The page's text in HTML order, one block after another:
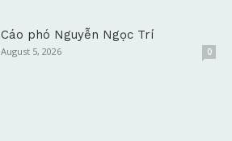
Cáo phó Nguyễn Ngọc Trí
August 5, 2026 0